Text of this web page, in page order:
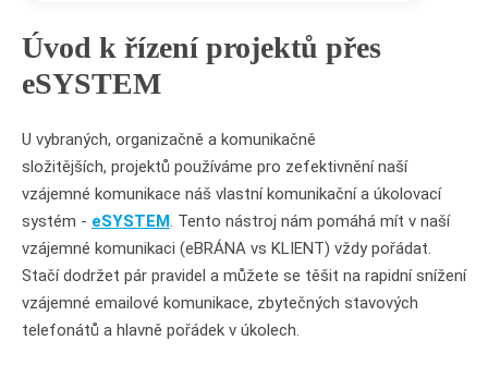
Úvod k řízení projektů přes
eSYSTEM
U vybraných, organizačně a komunikačně
složitějších, projektů používáme pro zefektivnění naší
vzájemné komunikace náš vlastní komunikační a úkolovací
systém - eSYSTEM . Tento nástroj nám pomáhá mít v naší
vzájemné komunikaci (eBRÁNA vs KLIENT) vždy pořádat.
Stačí dodržet pár pravidel a můžete se těšit na rapidní snížení
vzájemné emailové komunikace, zbytečných stavových
telefonátů a hlavně pořádek v úkolech.